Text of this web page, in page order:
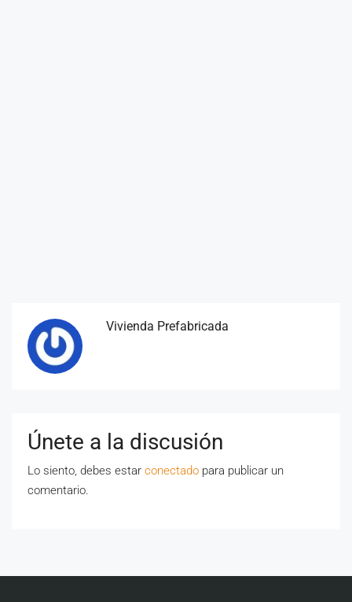
Vivienda Prefabricada
Únete a la discusión
Lo siento, debes estar conectado para publicar un
comentario.